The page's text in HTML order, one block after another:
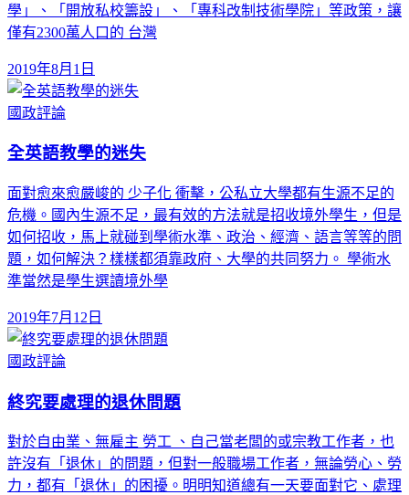
學」、「開放私校籌設」、「專科改制技術學院」等政策，讓
僅有2300萬人口的 台灣
2019年8月1日
國政評論
全英語教學的迷失
面對愈來愈嚴峻的 少子化 衝擊，公私立大學都有生源不足的
危機。國內生源不足，最有效的方法就是招收境外學生，但是
如何招收，馬上就碰到學術水準、政治、經濟、語言等等的問
題，如何解決？樣樣都須靠政府、大學的共同努力。 學術水
準當然是學生選讀境外學
2019年7月12日
國政評論
終究要處理的退休問題
對於自由業、無雇主 勞工 、自己當老闆的或宗教工作者，也
許沒有「退休」的問題，但對一般職場工作者，無論勞心、勞
力，都有「退休」的困擾。明明知道總有一天要面對它、處理